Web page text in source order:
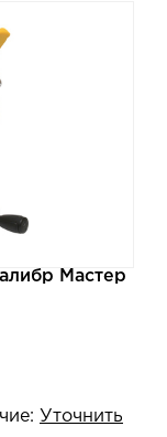
Мастер
Уточнить